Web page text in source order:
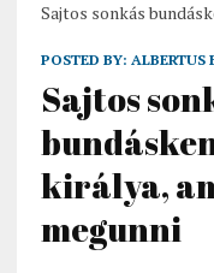
Sajtos sonkás
POSTED BY: ALBERTUS
Sajtos
királya,
megunni